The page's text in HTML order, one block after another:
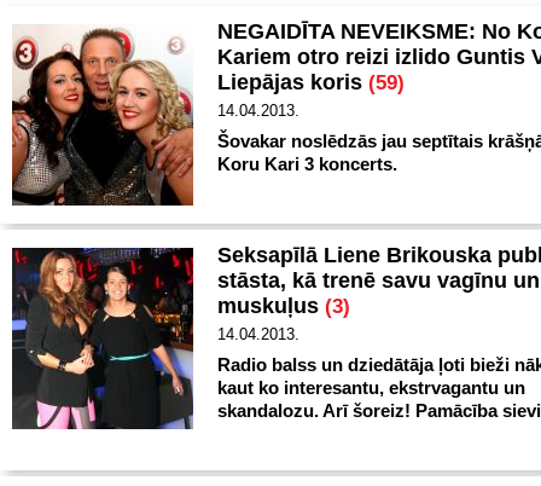
NEGAIDĪTA NEVEIKSME: No
Kariem otro reizi izlido Guntis
Liepājas koris (59)
14.04.2013.
Šovakar noslēdzās jau septītais
Koru Kari 3 koncerts.
Seksapīlā Liene Brikouska
stāsta, kā trenē savu vagīnu
muskuļus (3)
14.04.2013.
Radio balss un dziedātāja ļoti bieži
kaut ko interesantu, ekstrvagantu un
skandalozu. Arī šoreiz! Pamācība